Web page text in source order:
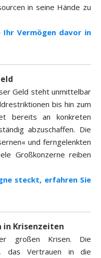
in seine Hände zu
Ihr Vermögen davor in
Geld steht unmittelbar
bis hin zum
bereits an konkreten
abzuschaffen. Die
und ferngelenkten
Großkonzerne reiben
steckt, erfahren Sie
in Krisenzeiten
großen Krisen. Die
das Vertrauen in die